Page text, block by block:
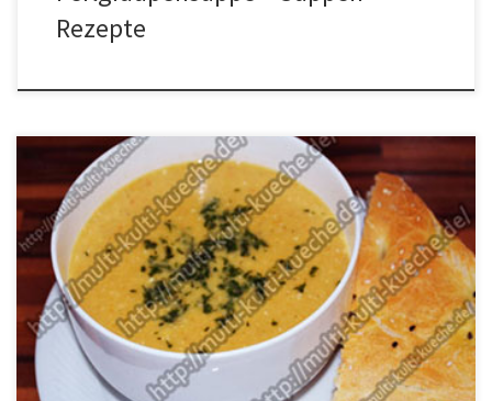
Rezepte
Zutaten für Rote Linsensuppe mit Joghurt 2 Möhren2
Zwiebeln200g rote Linsen2 EL. Butter200g Joghurtetwas
ZitronensaftSalz und Pfeffer1,5 Liter Gemüsebrüheetwas
Petersilie Zubereitung für Rote Linsensuppe mit Joghurt Zwiebeln
und Karotten klein schneiden. Butter in den Topf geben und
schmelzen. Die Zwiebeln und Karotten dazu geben und etwas
braten. Die roten Linsen […]